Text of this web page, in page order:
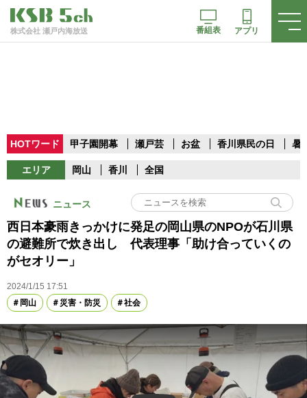
株式会社 瀬戸内海放送 番組表 アプリ
HOTワード 甲子園開幕 瀬戸芸 お盆 香川県民の日 暑
エリア 岡山 香川 全国
ニュース
西日本豪雨きっかけに発足の岡山県のNPOが石川県
の避難所で炊き出し 代表理事「助け合っていくの
がセオリー」
2024/1/15 17:51
岡山
災害・防災 社会